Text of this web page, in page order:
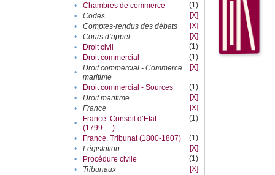
•
Chambres de commerce
(1)
•
Codes
[X]
•
Comptes-rendus des débats
[X]
•
Cours d’appel
[X]
•
Droit civil
(1)
•
Droit commercial
(1)
•
Droit commercial - Commerce
maritime
[X]
• Droit commercial - Sources
(1)
•
Droit maritime
[X]
•
France
[X]
•
France. Conseil d’Etat
(1799-....)
(1)
• France. Tribunat (1800-1807)
(1)
•
Législation
[X]
•
Procédure civile
(1)
•
Tribunaux
[X]